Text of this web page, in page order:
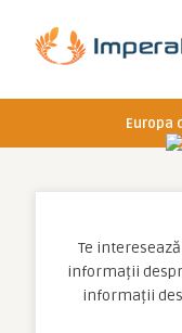
Europa
Te
informații
informații